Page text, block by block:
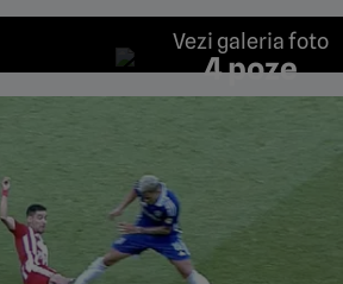
Vezi galeria foto
4 poze